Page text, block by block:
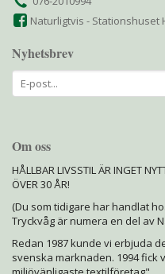
Naturligtvis - Stationshuset
Nyhetsbrev
Om oss
HÅLLBAR LIVSSTIL ÄR INGET
ÖVER 30 ÅR!
(Du som tidigare har handlat
Tryckvåg är numera en del av
Redan 1987 kunde vi erbjuda
svenska marknaden. 1994 fick